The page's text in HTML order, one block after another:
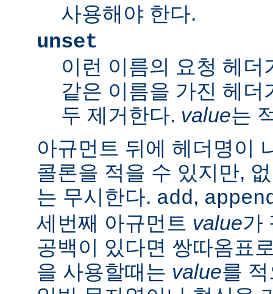
사용해야 한다.
unset
이런 이름의 요청 헤
같은 이름을 가진 헤
두 제거한다. value는
아규먼트 뒤에 헤더명이
콜론을 적을 수 있지만,
는 무시한다. add,
세번째 아규먼트 value가
공백이 있다면 쌍따옴표
을 사용할때는 value를